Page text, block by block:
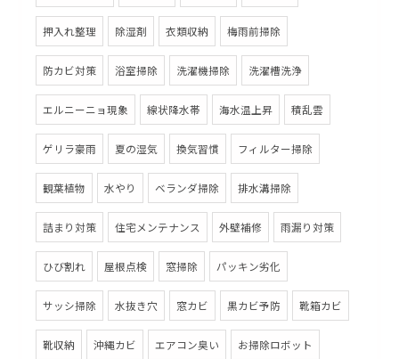
押入れ整理 除湿剤 衣類収納 梅雨前掃除
防カビ対策 浴室掃除 洗濯機掃除 洗濯槽洗浄
エルニーニョ現象 線状降水帯 海水温上昇 積乱雲
ゲリラ豪雨 夏の湿気 換気習慣 フィルター掃除
観葉植物 水やり ベランダ掃除 排水溝掃除
詰まり対策 住宅メンテナンス 外壁補修 雨漏り対策
ひび割れ 屋根点検 窓掃除 パッキン劣化
サッシ掃除 水抜き穴 窓カビ 黒カビ予防 靴箱カビ
靴収納 沖縄カビ エアコン臭い お掃除ロボット